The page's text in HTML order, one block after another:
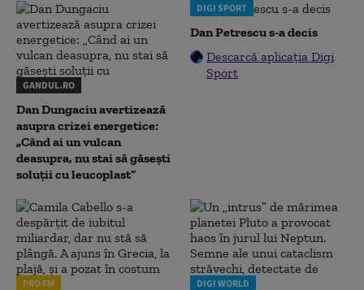
GANDUL.RO
Dan Dungaciu avertizează
asupra crizei energetice:
„Când ai un vulcan
deasupra, nu stai să găsești
soluții cu leucoplast”
DIGI SPORT
Dan Petrescu s-a decis
Descarcă aplicația Digi
Sport
PRO FM DIGI WORLD